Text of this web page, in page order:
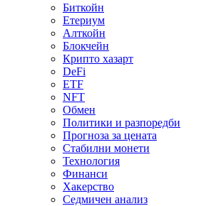
Биткойн
Етериум
Алткойн
Блокчейн
Крипто хазарт
DeFi
ETF
NFT
Обмен
Политики и разпоредби
Прогноза за цената
Стабилни монети
Технология
Финанси
Хакерство
Седмичен анализ